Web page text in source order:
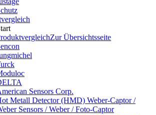
Zur Übersichtsseite
Sensors Corp.
Metall Detector (HMD) Weber-Captor /
Sensors / Weber / Foto-Captor